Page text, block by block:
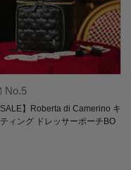
No.5
】Roberta di Camerino キ
ィング ドレッサーポーチBO